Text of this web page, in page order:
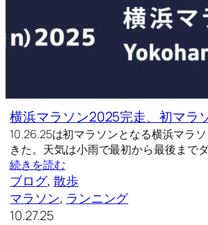
横浜マラソン2025完走、初マラ
10.26.25は初マラソンとなる横浜マラ
きた。天気は小雨で最初から最後まで
続きを読む
ブログ, 散歩
マラソン, ランニング
10.27.25